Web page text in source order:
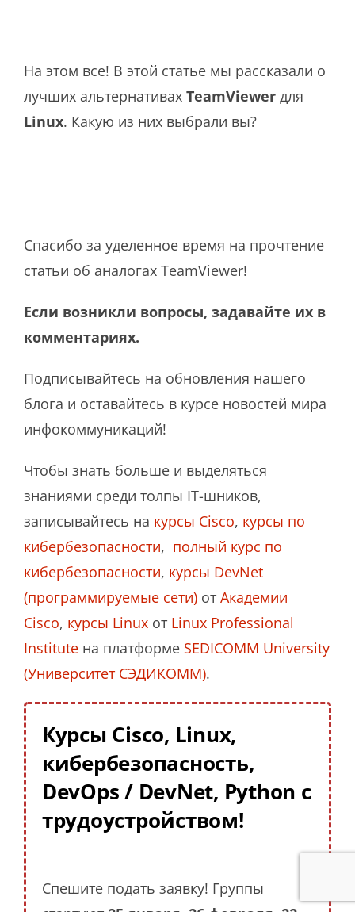
На этом все! В этой статье мы рассказали о
лучших альтернативах TeamViewer для
Linux. Какую из них выбрали вы?
Спасибо за уделенное время на прочтение
статьи об аналогах TeamViewer!
Если возникли вопросы, задавайте их в
комментариях.
Подписывайтесь на обновления нашего
блога и оставайтесь в курсе новостей мира
инфокоммуникаций!
Чтобы знать больше и выделяться
знаниями среди толпы IT-шников,
записывайтесь на курсы Cisco, курсы по
кибербезопасности, полный курс по
кибербезопасности, курсы DevNet
(программируемые сети) от Академии
Cisco, курсы Linux от Linux Professional
Institute на платформе SEDICOMM University
(Университет СЭДИКОММ).
Курсы Cisco, Linux,
кибербезопасность,
DevOps / DevNet, Python с
трудоустройством!
Спешите подать заявку! Группы